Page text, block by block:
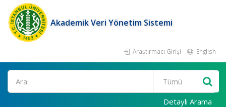
Akademik Veri Yönetim Sistemi
Araştırmacı Girişi English
Ara
Detaylı Arama